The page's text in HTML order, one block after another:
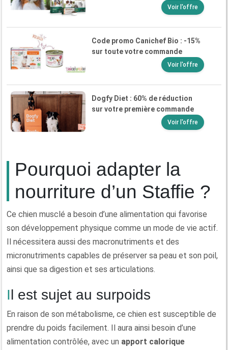
Voir l'offre
Code promo Canichef Bio : -15%
sur toute votre commande
Voir l'offre
Dogfy Diet : 60% de réduction
sur votre première commande
Voir l'offre
Pourquoi adapter la
nourriture d’un Staffie ?
Ce chien musclé a besoin d’une alimentation qui favorise
son développement physique comme un mode de vie actif.
Il nécessitera aussi des macronutriments et des
micronutriments capables de préserver sa peau et son poil,
ainsi que sa digestion et ses articulations.
Il est sujet au surpoids
En raison de son métabolisme, ce chien est susceptible de
prendre du poids facilement. Il aura ainsi besoin d’une
alimentation contrôlée, avec un apport calorique